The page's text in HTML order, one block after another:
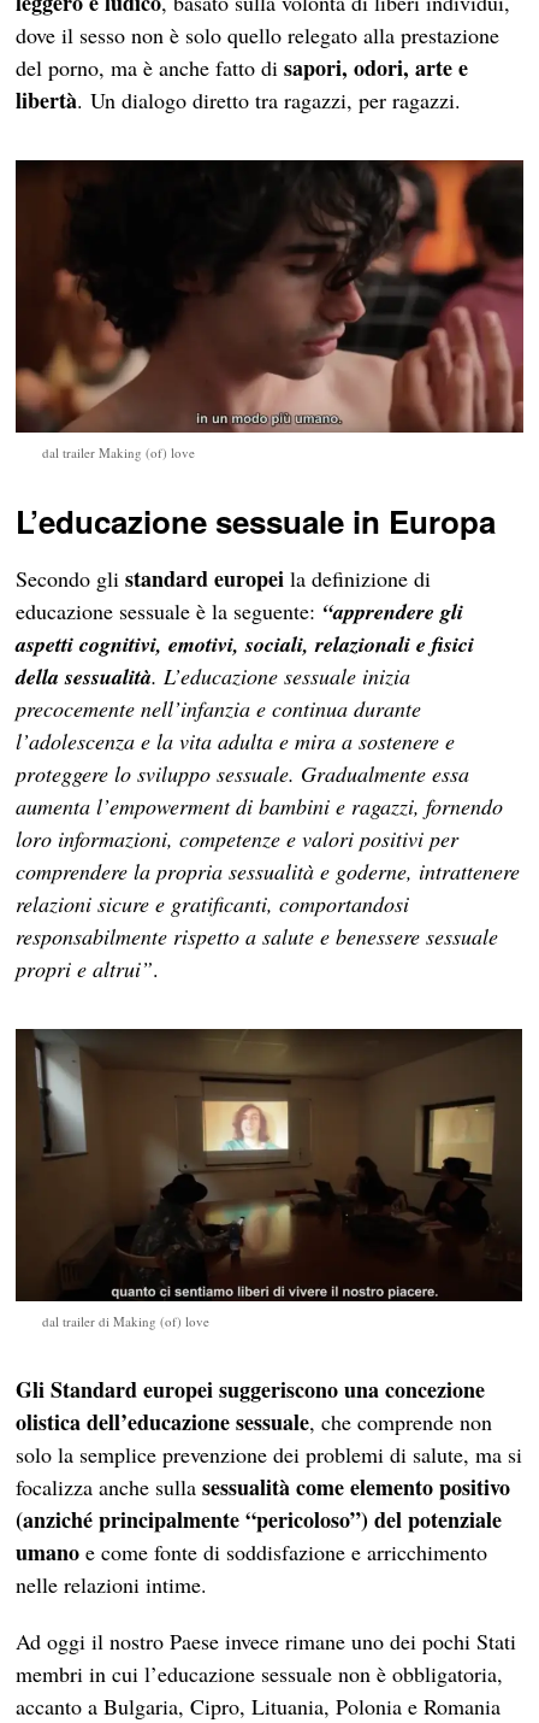
dove il sesso non è solo quello relegato alla prestazione
del porno, ma è anche fatto disapori, odori, arte e
libertà. Un dialogo diretto tra ragazzi, per ragazzi.
dal trailer Making (of) love
L’educazione sessuale in Europa
Secondo glistandard europei la definizione di
educazione sessuale è la seguente: “apprendere gli
aspetti cognitivi, emotivi, sociali, relazionali e fisici
della sessualità. L’educazione sessuale inizia
precocemente nell’infanzia e continua durante
l’adolescenza e la vita adulta e mira a sostenere e
proteggere lo sviluppo sessuale. Gradualmente essa
aumenta l’empowerment di bambini e ragazzi, fornendo
loro informazioni, competenze e valori positivi per
comprendere la propria sessualità e goderne, intrattenere
relazioni sicure e gratificanti, comportandosi
responsabilmente rispetto a salute e benessere sessuale
propri e altrui”.
dal trailer di Making (of) love
Gli Standard europei suggeriscono una concezione
olistica dell’educazione sessuale, che comprende non
solo la semplice prevenzione dei problemi di salute, ma si
focalizza anche sullasessualità come elemento positivo
(anziché principalmente “pericoloso”) del potenziale
umano e come fonte di soddisfazione e arricchimento
nelle relazioni intime.
Ad oggi il nostro Paese invece rimane uno dei pochi Stati
membri in cui l’educazione sessuale non è obbligatoria,
accanto a Bulgaria, Cipro, Lituania, Polonia e Romania